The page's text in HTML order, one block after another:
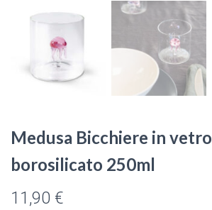
Medusa Bicchiere in vetro
borosilicato 250ml
11,90 €